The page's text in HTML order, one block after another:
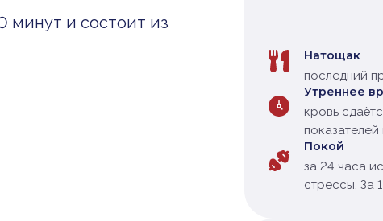
минут и состоит из
Натощак
последний
Утреннее
кровь
Покой
за 24 часа
стрессы. За